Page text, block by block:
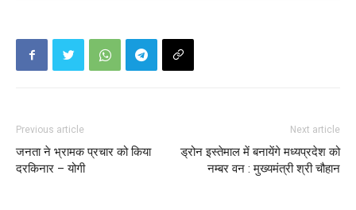
Previous article
जनता ने भ्रामक प्रचार को किया
दरकिनार – योगी
Next article
ड्रोन इस्तेमाल में बनायेंगे मध्यप्रदेश को
नम्बर वन : मुख्यमंत्री श्री चौहान